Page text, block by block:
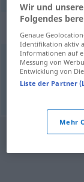
Rollfeld
Wir und
Folgendes
Genaue
Identifikation aktiv
Informationen auf
Messung von
Entwicklung von
Liste der Partner
Mehr